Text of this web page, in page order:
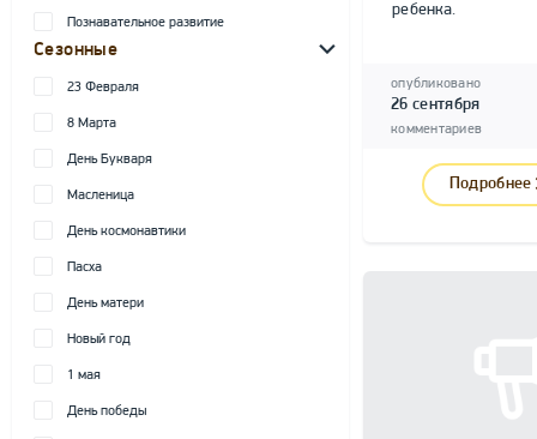
Познавательное развитие
Сезонные
23 Февраля
8 Марта
День Букваря
Масленица
День космонавтики
Пасха
День матери
Новый год
1 мая
День победы
ребенка.
опубликовано
26 сентября
комментариев
Подробнее